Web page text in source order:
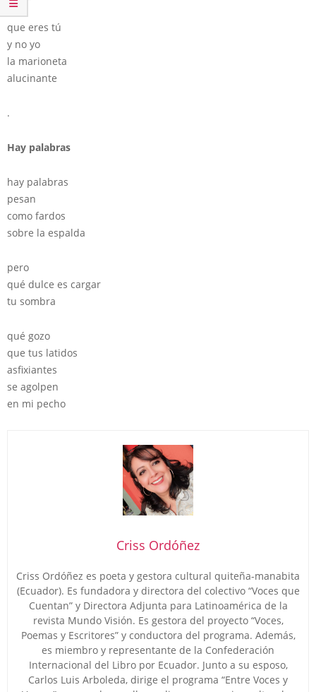
que eres tú
y no yo
la marioneta
alucinante
.
Hay palabras
hay palabras
pesan
como fardos
sobre la espalda
pero
qué dulce es cargar
tu sombra
qué gozo
que tus latidos
asfixiantes
se agolpen
en mi pecho
Criss Ordóñez
Criss Ordóñez es poeta y gestora cultural quiteña-manabita
(Ecuador). Es fundadora y directora del colectivo “Voces que
Cuentan” y Directora Adjunta para Latinoamérica de la
revista Mundo Visión. Es gestora del proyecto “Voces,
Poemas y Escritores” y conductora del programa. Además,
es miembro y representante de la Confederación
Internacional del Libro por Ecuador. Junto a su esposo,
Carlos Luis Arboleda, dirige el programa “Entre Voces y